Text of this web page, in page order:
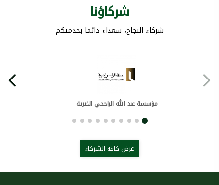
شركاؤنا
شركاء النجاح، سعداء دائما بخدمتكم
مؤسسة عبد الله الراجحي الخيرية
عرض كافة الشركاء